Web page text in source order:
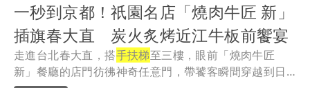
一秒到京都！祇園名店「燒肉牛匠 新」
插旗春大直 炭火炙烤近江牛板前饗宴
走進台北春大直，搭手扶梯至三樓，眼前「燒肉牛匠
新」餐廳的店門彷彿神奇任意門，帶饕客瞬間穿越到日